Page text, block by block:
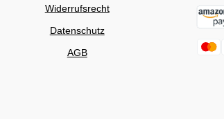
Widerrufsrecht
Datenschutz
AGB